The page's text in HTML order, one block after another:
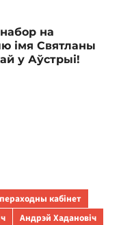
на
імя Святланы
у Аўстрыі!
кабінет
Андрэй Хадановіч